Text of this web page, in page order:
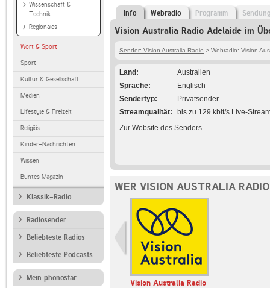
Wissenschaft &
Technik
Regionales
Wort & Sport
Sport
Kultur & Gesellschaft
Medien
Lifestyle & Freizeit
Religiös
Kinder-Nachrichten
Wissen
Buntes Magazin
Klassik-Radio
Radiosender
Beliebteste Radios
Beliebteste Podcasts
Mein phonostar
Info Webradio Programm
Vision Australia Radio Adelaide im
Sender: Vision Australia Radio > Webradio: Vision
Land
Australien
Sprache
Englisch
Sendertyp
Privatsender
Streamqualität
bis zu 129 kbit/s Live-
Zur Website des Senders
WER VISION AUSTRALIA
Vision Australia Radio